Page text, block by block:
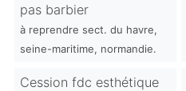
pas barbier
à reprendre sect. du havre,
seine-maritime, normandie.
Cession fdc esthétique